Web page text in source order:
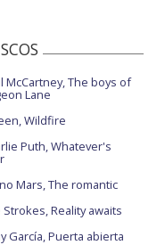
McCartney, The boys of
Lane
Wildfire
Puth, Whatever's
Mars, The romantic
Strokes, Reality awaits
García, Puerta abierta